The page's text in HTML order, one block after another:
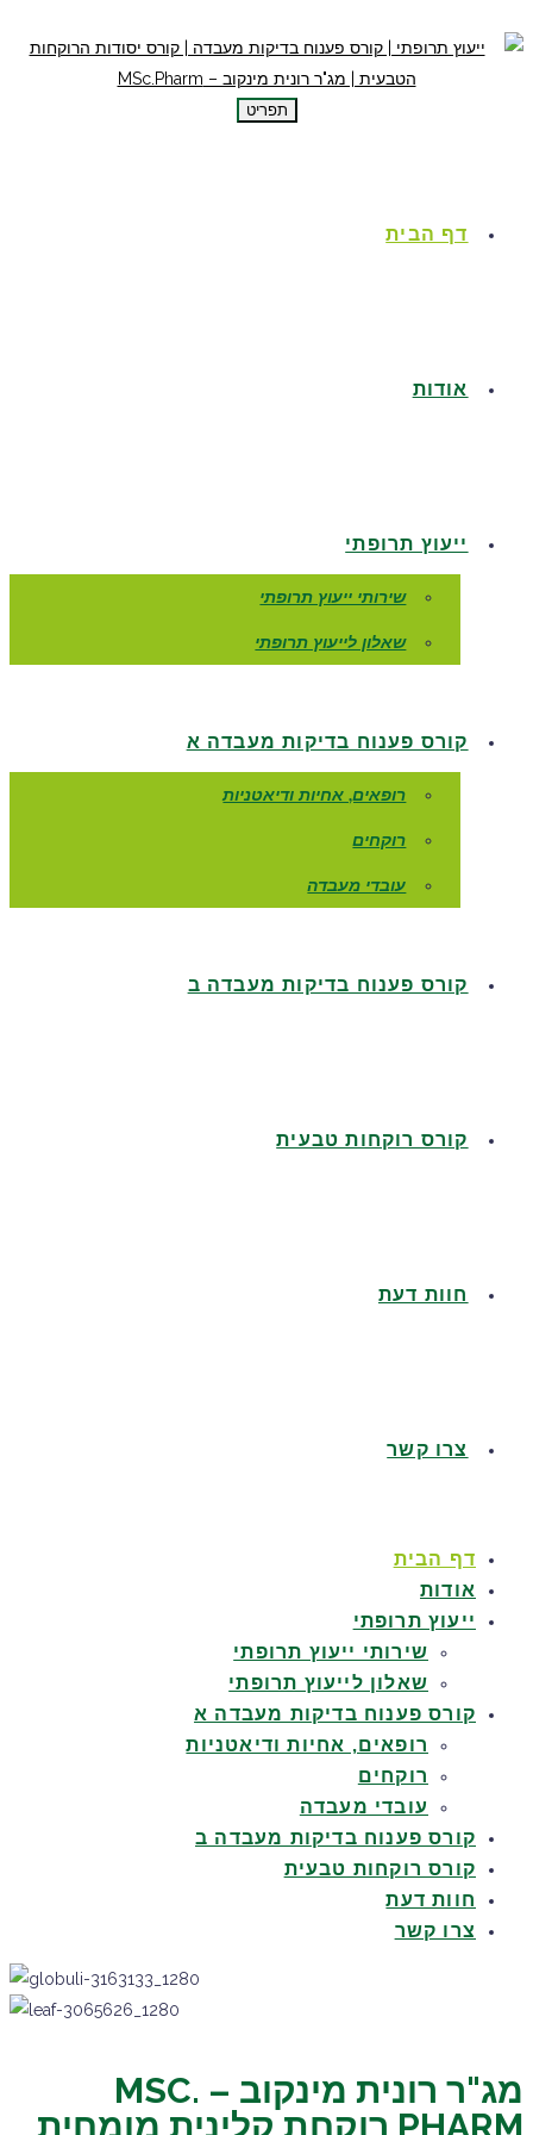
תפריט
דף הבית
אודות
ייעוץ תרופתי
שירותי ייעוץ תרופתי
שאלון לייעוץ תרופתי
קורס פענוח בדיקות מעבדה א
רופאים, אחיות ודיאטניות
רוקחים
עובדי מעבדה
קורס פענוח בדיקות מעבדה ב
קורס רוקחות טבעית
חוות דעת
צרו קשר
דף הבית
אודות
ייעוץ תרופתי
שירותי ייעוץ תרופתי
שאלון לייעוץ תרופתי
קורס פענוח בדיקות מעבדה א
רופאים, אחיות ודיאטניות
רוקחים
עובדי מעבדה
קורס פענוח בדיקות מעבדה ב
קורס רוקחות טבעית
חוות דעת
צרו קשר
מג"ר רונית מינקוב – MSC.
PHARM רוקחת קלינית מומחית